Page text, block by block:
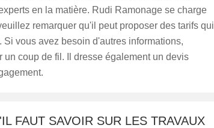
en la matière. Rudi Ramonage se charge
remarquer qu'il peut proposer des tarifs qui
Si vous avez besoin d'autres informations,
un coup de fil. Il dresse également un devis
FAUT SAVOIR SUR LES TRAVAUX